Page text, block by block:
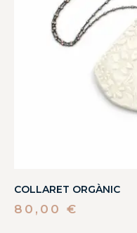
COLLARET ORGÀNIC
80,00 €